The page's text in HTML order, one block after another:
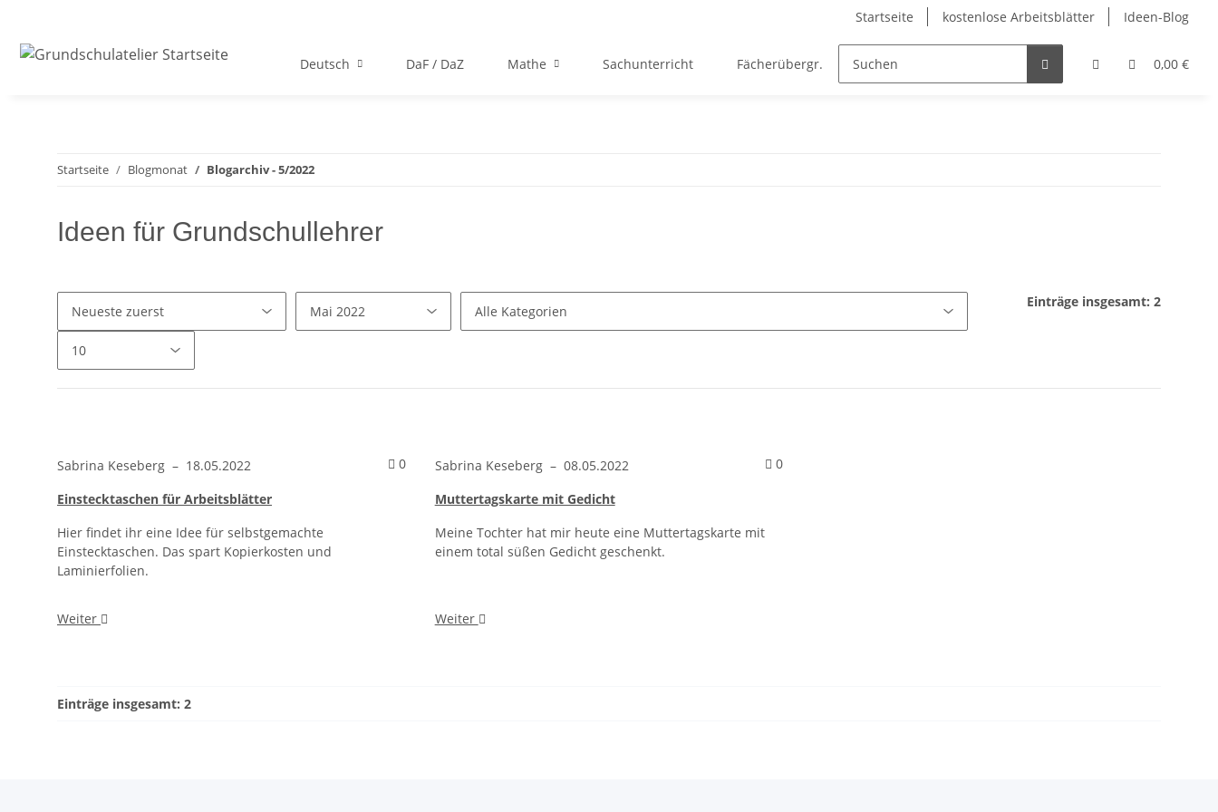
Startseite kostenlose Arbeitsblätter Ideen-Blog
0,00 €
Deutsch DaF / DaZ Mathe Sachunterricht Fächerübergr. Englisch Religion
Startseite Blogmonat Blogarchiv - 5/2022
Ideen für Grundschullehrer
Einträge insgesamt: 2
Sabrina Keseberg – 18.05.2022 0Kommentare zum Artikel Einstecktaschen für Arbeitsblätter
Einstecktaschen für Arbeitsblätter
Hier findet ihr eine Idee für selbstgemachte
Einstecktaschen. Das spart Kopierkosten und
Laminierfolien.
Weiter
Sabrina Keseberg – 08.05.2022 0Kommentare zum Artikel Muttertagskarte mit Gedicht
Muttertagskarte mit Gedicht
Meine Tochter hat mir heute eine Muttertagskarte mit
einem total süßen Gedicht geschenkt.
Weiter
Einträge insgesamt: 2